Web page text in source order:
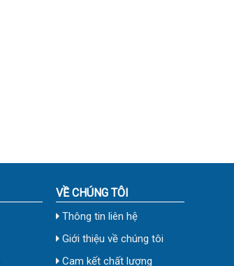
VỀ CHÚNG TÔI
Thông tin liên hệ
Giới thiệu về chúng tôi
Cam kết chất lượng